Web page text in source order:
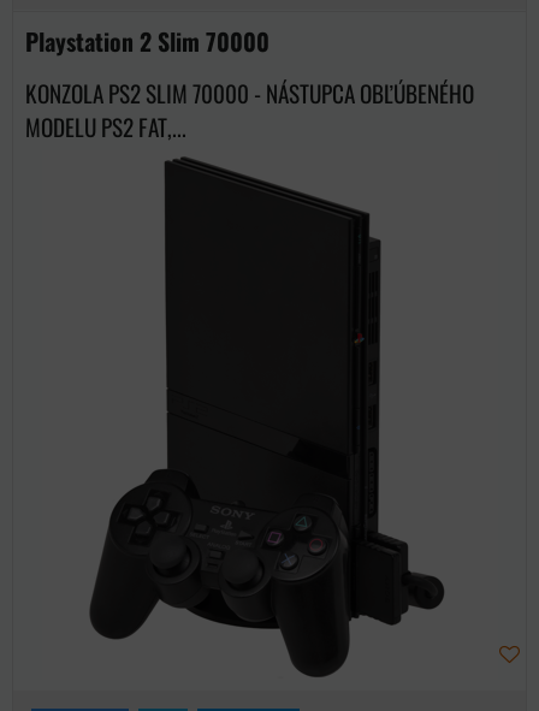
Playstation 2 Slim 70000
KONZOLA PS2 SLIM 70000 - NÁSTUPCA OBĽÚBENÉHO
MODELU PS2 FAT,...